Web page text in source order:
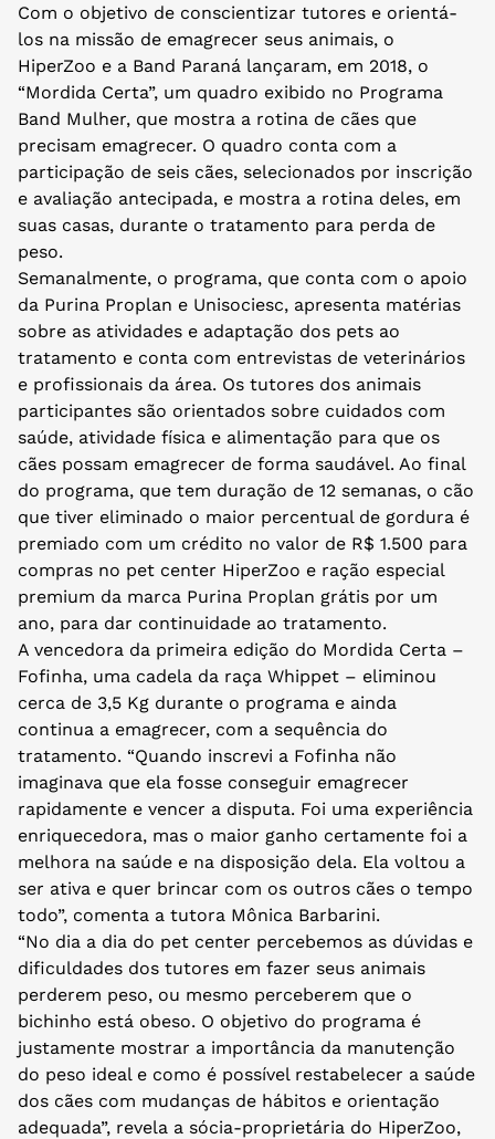
Com o objetivo de conscientizar tutores e orientá-
los na missão de emagrecer seus animais, o
HiperZoo e a Band Paraná lançaram, em 2018, o
“Mordida Certa”, um quadro exibido no Programa
Band Mulher, que mostra a rotina de cães que
precisam emagrecer. O quadro conta com a
participação de seis cães, selecionados por inscrição
e avaliação antecipada, e mostra a rotina deles, em
suas casas, durante o tratamento para perda de
peso.
Semanalmente, o programa, que conta com o apoio
da Purina Proplan e Unisociesc, apresenta matérias
sobre as atividades e adaptação dos pets ao
tratamento e conta com entrevistas de veterinários
e profissionais da área. Os tutores dos animais
participantes são orientados sobre cuidados com
saúde, atividade física e alimentação para que os
cães possam emagrecer de forma saudável. Ao final
do programa, que tem duração de 12 semanas, o cão
que tiver eliminado o maior percentual de gordura é
premiado com um crédito no valor de R$ 1.500 para
compras no pet center HiperZoo e ração especial
premium da marca Purina Proplan grátis por um
ano, para dar continuidade ao tratamento.
A vencedora da primeira edição do Mordida Certa –
Fofinha, uma cadela da raça Whippet – eliminou
cerca de 3,5 Kg durante o programa e ainda
continua a emagrecer, com a sequência do
tratamento. “Quando inscrevi a Fofinha não
imaginava que ela fosse conseguir emagrecer
rapidamente e vencer a disputa. Foi uma experiência
enriquecedora, mas o maior ganho certamente foi a
melhora na saúde e na disposição dela. Ela voltou a
ser ativa e quer brincar com os outros cães o tempo
todo”, comenta a tutora Mônica Barbarini.
“No dia a dia do pet center percebemos as dúvidas e
dificuldades dos tutores em fazer seus animais
perderem peso, ou mesmo perceberem que o
bichinho está obeso. O objetivo do programa é
justamente mostrar a importância da manutenção
do peso ideal e como é possível restabelecer a saúde
dos cães com mudanças de hábitos e orientação
adequada”, revela a sócia-proprietária do HiperZoo,